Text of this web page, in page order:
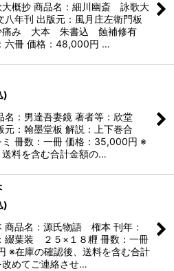
概抄 商品名：細川幽斎 詠歌大
八年刊 出版元：風月庄左衛門板
痛み 大本 朱書込 蝕補修有
六冊 価格：48,000円 …
)
名：男達吾妻鏡 著者等：欣堂
：翰墨堂板 解説：上下巻合
冊数：一冊 価格：35,000円 ※
料を含む合計金額の…
)
品名：源氏物語 権本 刊年：
綴葉装 ２５×１８糎 冊数：一冊
※在庫の確認後、送料を含む合計
めてご連絡させ…